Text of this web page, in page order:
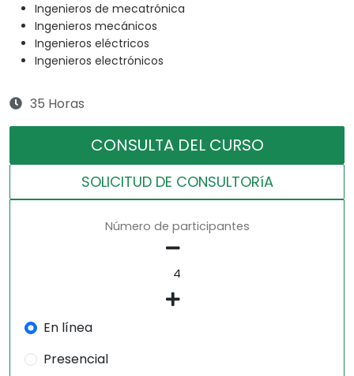
Ingenieros de mecatrónica
Ingenieros mecánicos
Ingenieros eléctricos
Ingenieros electrónicos
35 Horas
CONSULTA DEL CURSO
SOLICITUD DE CONSULTORíA
Número de participantes
En línea
Presencial